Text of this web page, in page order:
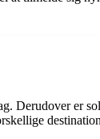
Derudover er